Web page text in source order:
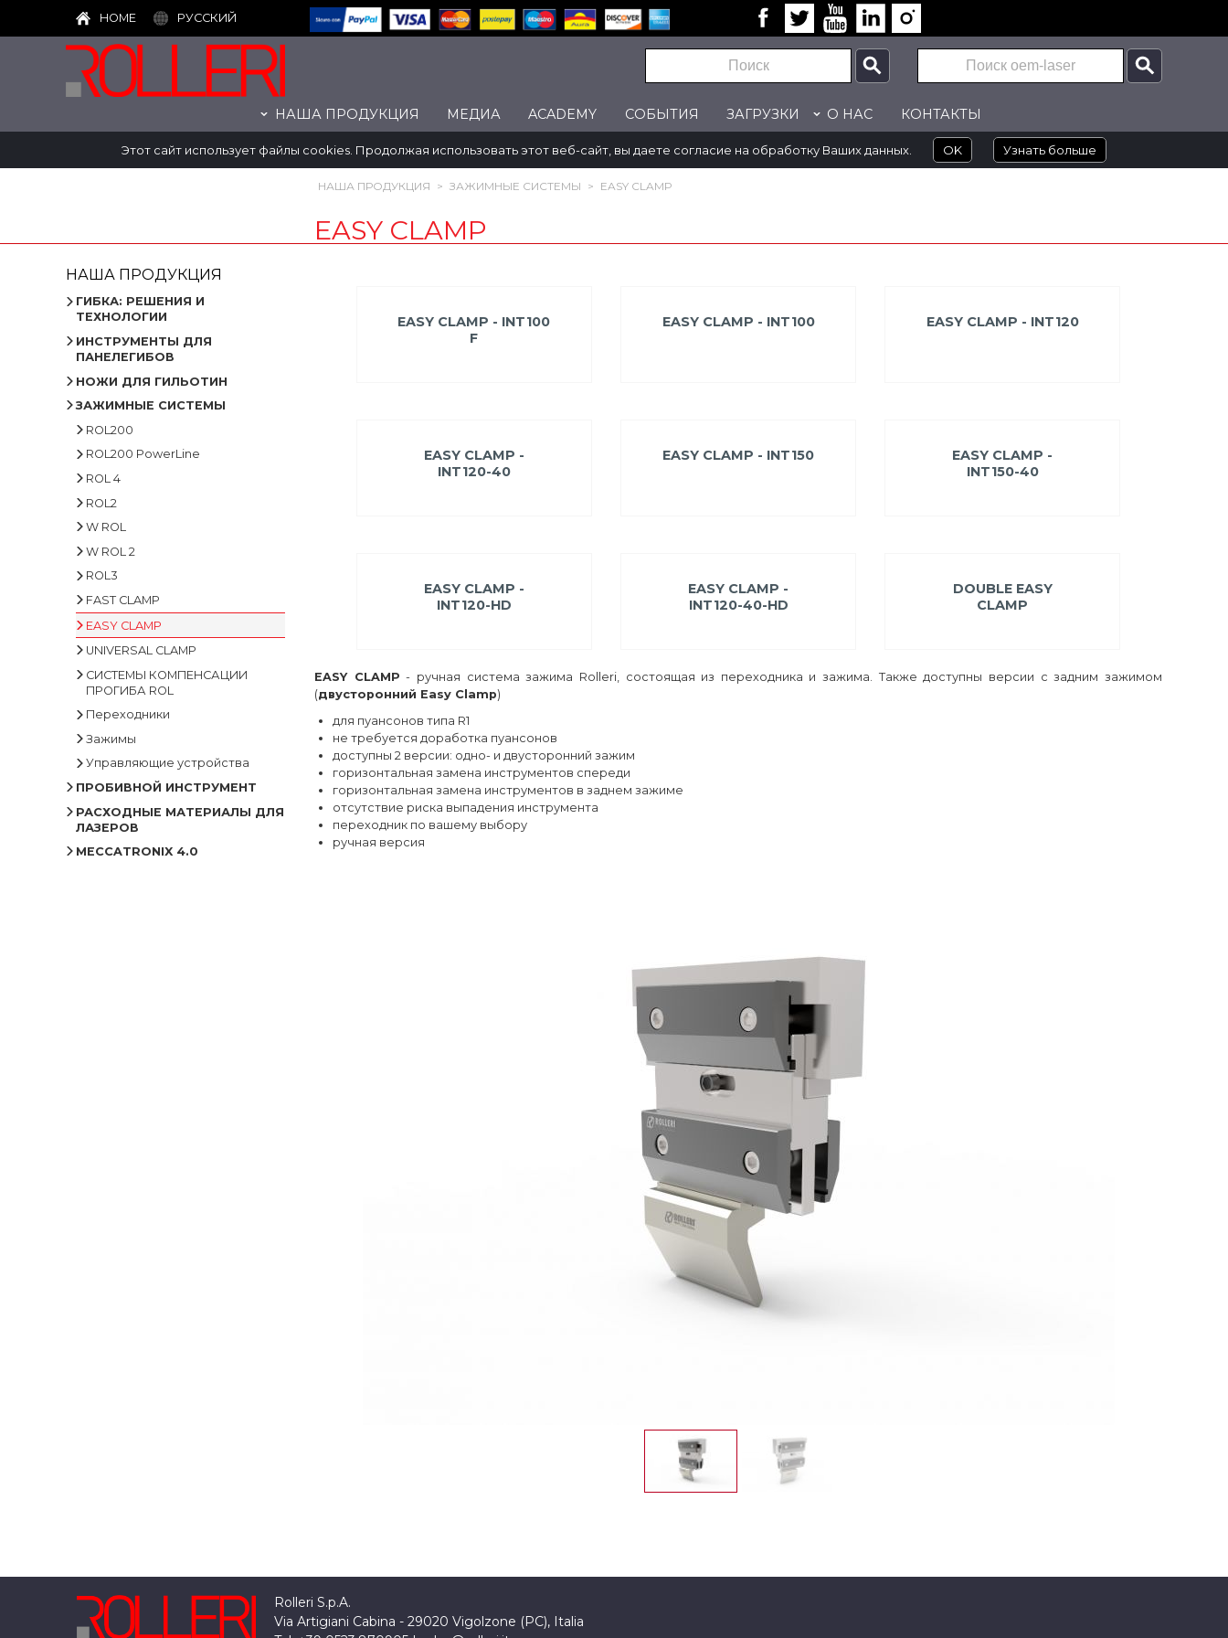
Этот сайт использует файлы cookies. Продолжая использовать этот веб-сайт, вы даете согласие на обработку Ваших данных. OK Узнать больше
НАША ПРОДУКЦИЯ МЕДИА ACADEMY CОБЫТИЯ ЗАГРУЗКИ О НАС КОНТАКТЫ
HOME РУССКИЙ
НАША ПРОДУКЦИЯ > ЗАЖИМНЫЕ СИСТЕМЫ > EASY CLAMP
EASY CLAMP
EASY CLAMP - INT100
F
EASY CLAMP - INT100 EASY CLAMP - INT120
EASY CLAMP -
INT120-40
EASY CLAMP - INT150
EASY CLAMP -
INT150-40
EASY CLAMP -
INT120-HD
EASY CLAMP -
INT120-40-HD
DOUBLE EASY
CLAMP
EASY CLAMP - ручная система зажима Rolleri, состоящая из переходника и зажима. Также доступны версии с задним зажимом
(двусторонний Easy Clamp)
для пуансонов типа R1
не требуется доработка пуансонов
доступны 2 версии: одно- и двусторонний зажим
горизонтальная замена инструментов спереди
горизонтальная замена инструментов в заднем зажиме
отсутствие риска выпадения инструмента
переходник по вашему выбору
ручная версия
НАША ПРОДУКЦИЯ
ГИБКА: РЕШЕНИЯ И
ТЕХНОЛОГИИ
ИНСТРУМЕНТЫ ДЛЯ
ПАНЕЛЕГИБОВ
НОЖИ ДЛЯ ГИЛЬОТИН
ЗАЖИМНЫЕ СИСТЕМЫ
ROL200
ROL200 PowerLine
ROL 4
ROL2
W ROL
W ROL 2
ROL3
FAST CLAMP
EASY CLAMP
EASY CLAMP - INT100 F
EASY CLAMP - INT100
EASY CLAMP - INT120
EASY CLAMP - INT120-40
EASY CLAMP - INT150
EASY CLAMP - INT150-40
EASY CLAMP - INT120-HD
EASY CLAMP - INT120-40-HD
DOUBLE EASY CLAMP
UNIVERSAL CLAMP
СИСТЕМЫ КОМПЕНСАЦИИ
ПРОГИБА ROL
Переходники
Зажимы
Управляющие устройства
ПРОБИВНОЙ ИНСТРУМЕНТ
РАСХОДНЫЕ МАТЕРИАЛЫ ДЛЯ
ЛАЗЕРОВ
MECCATRONIX 4.0
Rolleri S.p.A.
Via Artigiani Cabina - 29020 Vigolzone (PC), Italia